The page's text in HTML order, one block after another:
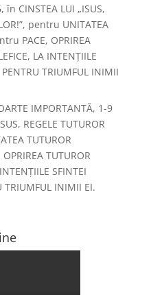
CINSTEA LUI „ISUS,
pentru UNITATEA
PACE, OPRIREA
LA INTENȚIILE
TRIUMFUL INIMII
IMPORTANTĂ, 1-9
REGELE TUTUROR
TUTUROR
TUTUROR
SFINTEI
TRIUMFUL INIMII EI.